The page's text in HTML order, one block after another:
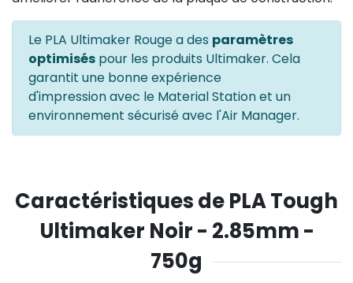
Le PLA Ultimaker Rouge a des paramètres
optimisés pour les produits Ultimaker. Cela
garantit une bonne expérience
d'impression avec le Material Station et un
environnement sécurisé avec l'Air Manager.
Caractéristiques de PLA Tough
Ultimaker Noir - 2.85mm -
750g